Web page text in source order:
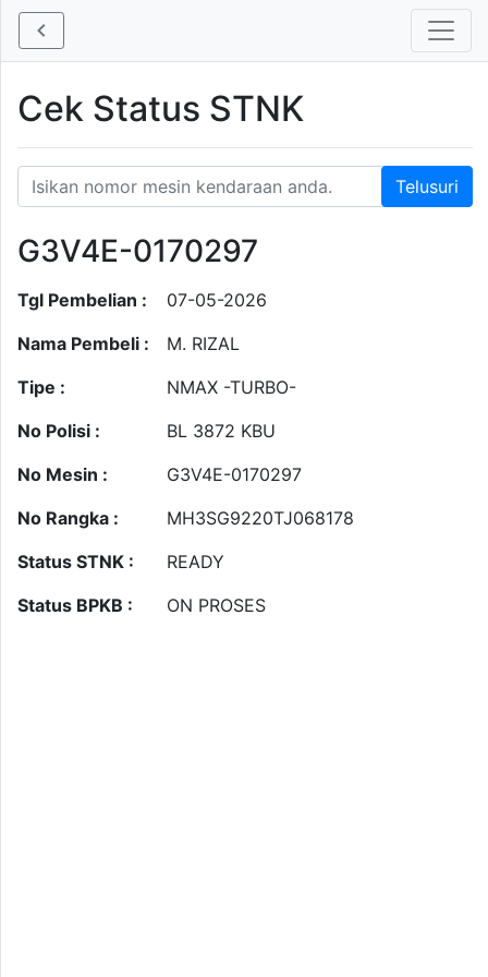
Cek Status STNK
G3V4E-0170297
Tgl Pembelian :
07-05-2026
Nama Pembeli :
M. RIZAL
Tipe :
NMAX -TURBO-
No Polisi :
BL 3872 KBU
No Mesin :
G3V4E-0170297
No Rangka :
MH3SG9220TJ068178
Status STNK :
READY
Status BPKB :
ON PROSES